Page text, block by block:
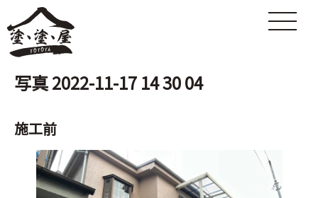
写真 2022-11-17 14 30 04
施工前